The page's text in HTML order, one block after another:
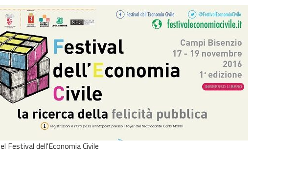
Festival dell'Economia Civile